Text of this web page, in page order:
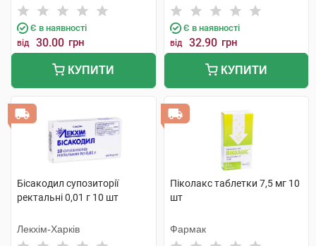
Є в наявності
від 30.00 грн
КУПИТИ
Є в наявності
від 32.90 грн
КУПИТИ
Бісакодил супозиторії
ректальні 0,01 г 10 шт
Лекхім-Харків
Піколакс таблетки 7,5 мг 10
шт
Фармак